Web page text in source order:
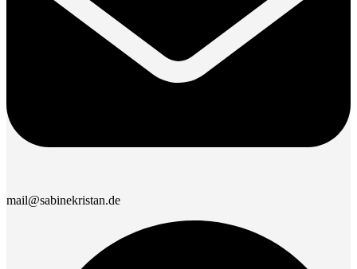
mail@sabinekristan.de